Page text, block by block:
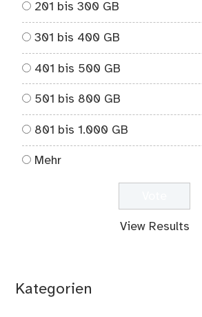
201 bis 300 GB
301 bis 400 GB
401 bis 500 GB
501 bis 800 GB
801 bis 1.000 GB
Mehr
View Results
Kategorien